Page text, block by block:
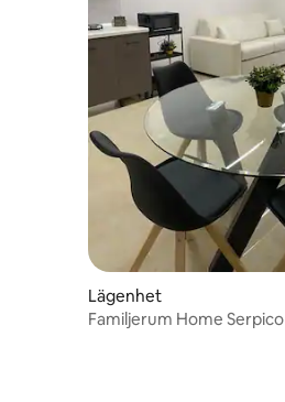
Lägenhet
Familjerum Home Serpico